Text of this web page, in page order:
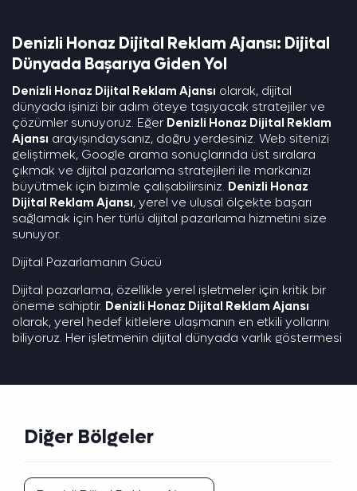
Denizli Honaz Dijital Reklam Ajansı: Dijital
Dünyada Başarıya Giden Yol
Denizli Honaz Dijital Reklam Ajansı olarak, dijital
dünyada işinizi bir adım öteye taşıyacak stratejiler ve
çözümler sunuyoruz. Eğer Denizli Honaz Dijital Reklam
Ajansı arayışındaysanız, doğru yerdesiniz. Web sitenizi
geliştirmek, Google arama sonuçlarında üst sıralara
çıkmak ve dijital pazarlama stratejileri ile markanızı
büyütmek için bizimle çalışabilirsiniz. Denizli Honaz
Dijital Reklam Ajansı, yerel ve ulusal ölçekte başarı
sağlamak için her türlü dijital pazarlama hizmetini size
sunuyor.
Dijital Pazarlamanın Gücü
Dijital pazarlama, özellikle yerel işletmeler için kritik bir
öneme sahiptir. Denizli Honaz Dijital Reklam Ajansı
olarak, yerel hedef kitlelere ulaşmanın en etkili yollarını
biliyoruz. Her işletmenin dijital dünyada varlık göstermesi
hizmetleriyle sizlere başarıyı sunuyoruz.
SEO (Arama Motoru Optimizasyonu) ve Google
Denizli Honaz Dijital Reklam Ajansı
Diğer Bölgeler